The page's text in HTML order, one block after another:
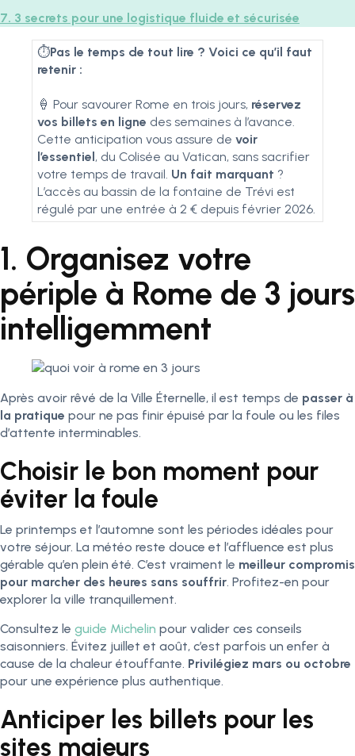
7. 3 secrets pour une logistique fluide et sécurisée
⏱️Pas le temps de tout lire ? Voici ce qu’il faut
retenir :
🍦 Pour savourer Rome en trois jours, réservez
vos billets en ligne des semaines à l’avance.
Cette anticipation vous assure de voir
l’essentiel, du Colisée au Vatican, sans sacrifier
votre temps de travail. Un fait marquant ?
L’accès au bassin de la fontaine de Trévi est
régulé par une entrée à 2 € depuis février 2026.
1. Organisez votre
périple à Rome de 3 jours
intelligemment
Après avoir rêvé de la Ville Éternelle, il est temps de passer à
la pratique pour ne pas finir épuisé par la foule ou les files
d’attente interminables.
Choisir le bon moment pour
éviter la foule
Le printemps et l’automne sont les périodes idéales pour
votre séjour. La météo reste douce et l’affluence est plus
gérable qu’en plein été. C’est vraiment le meilleur compromis
pour marcher des heures sans souffrir. Profitez-en pour
explorer la ville tranquillement.
Consultez le guide Michelin pour valider ces conseils
saisonniers. Évitez juillet et août, c’est parfois un enfer à
cause de la chaleur étouffante. Privilégiez mars ou octobre
pour une expérience plus authentique.
Anticiper les billets pour les
sites majeurs